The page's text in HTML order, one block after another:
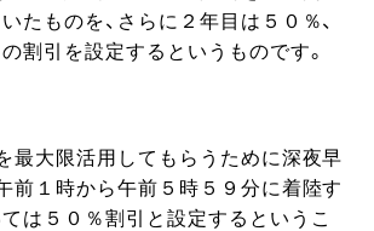
たものを、さらに２年目は５０％、
割引を設定するというものです。
最大限活用してもらうために深夜早
前１時から午前５時５９分に着陸す
は５０％割引と設定するというこ